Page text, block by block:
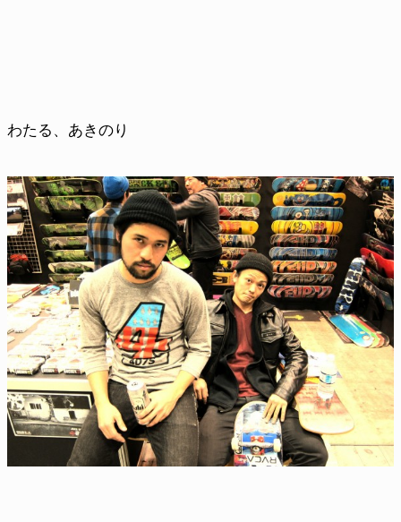
わたる、あきのり